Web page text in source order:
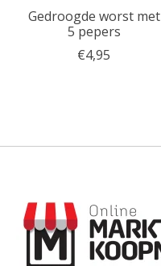
Gedroogde worst met
5 pepers
€4,95